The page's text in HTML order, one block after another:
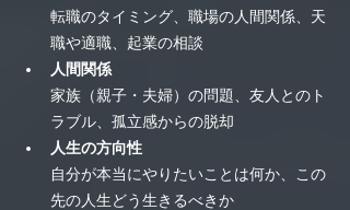
転職のタイミング、職場の人間関係、天
職や適職、起業の相談
人間関係
家族（親子・夫婦）の問題、友人とのト
ラブル、孤立感からの脱却
人生の方向性
自分が本当にやりたいことは何か、この
先の人生どう生きるべきか